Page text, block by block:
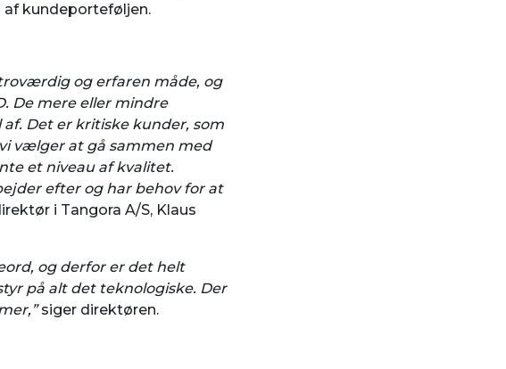
af kundeporteføljen.
og erfaren måde, og
De mere eller mindre
Det er kritiske kunder, som
vælger at gå sammen med
et niveau af kvalitet.
efter og har behov for at
i Tangora A/S, Klaus
og derfor er det helt
på alt det teknologiske. Der
siger direktøren.